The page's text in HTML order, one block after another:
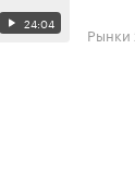
24:04 Рынки